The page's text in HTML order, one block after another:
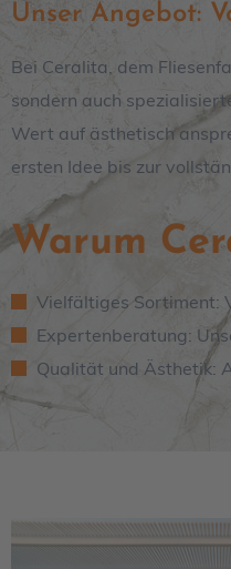
Unser Angebot:
Bei Ceralita, dem
sondern auch
Wert auf ästhetisch
ersten Idee bis zur
Warum
Vielfältiges Sortiment:
Expertenberatung:
Qualität und Ästhetik: